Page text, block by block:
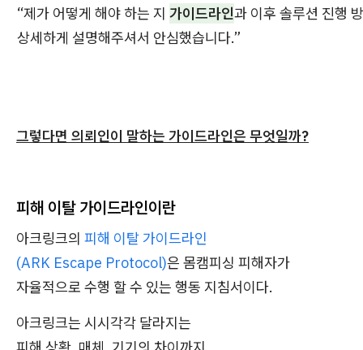
“제가 어떻게 해야 하는 지 가이드라인과 이후 솔루션 진행
상세하게 설명해주셔서 안심했습니다.”
그렇다면 의뢰인이 말하는 가이드라인은 무엇일까?
피해 이탈 가이드라인이란
아크링크의 피해 이탈 가이드라인
(ARK Escape Protocol)은 몸캠피싱 피해자가
자율적으로 수행 할 수 있는 행동 지침서이다.
아크링크는 시시각각 달라지는